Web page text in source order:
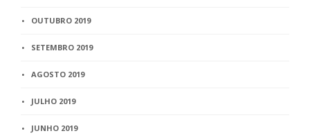
OUTUBRO 2019
SETEMBRO 2019
AGOSTO 2019
JULHO 2019
JUNHO 2019